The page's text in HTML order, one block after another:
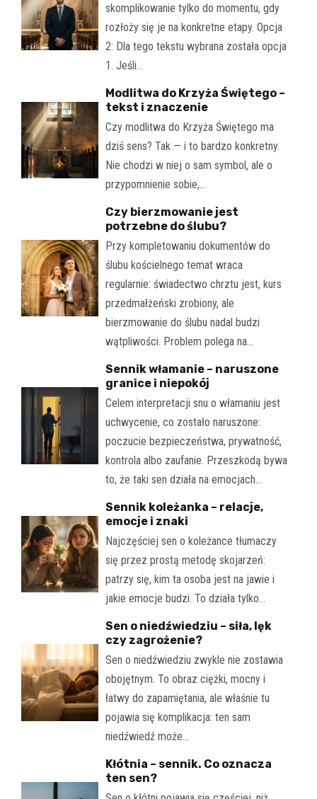
skomplikowanie tylko do momentu, gdy
rozłoży się je na konkretne etapy. Opcja
2: Dla tego tekstu wybrana została opcja
1. Jeśli…
Modlitwa do Krzyża Świętego –
tekst i znaczenie
Czy modlitwa do Krzyża Świętego ma
dziś sens? Tak — i to bardzo konkretny.
Nie chodzi w niej o sam symbol, ale o
przypomnienie sobie,…
Czy bierzmowanie jest
potrzebne do ślubu?
Przy kompletowaniu dokumentów do
ślubu kościelnego temat wraca
regularnie: świadectwo chrztu jest, kurs
przedmałżeński zrobiony, ale
bierzmowanie do ślubu nadal budzi
wątpliwości. Problem polega na…
Sennik włamanie – naruszone
granice i niepokój
Celem interpretacji snu o włamaniu jest
uchwycenie, co zostało naruszone:
poczucie bezpieczeństwa, prywatność,
kontrola albo zaufanie. Przeszkodą bywa
to, że taki sen działa na emocjach…
Sennik koleżanka – relacje,
emocje i znaki
Najczęściej sen o koleżance tłumaczy
się przez prostą metodę skojarzeń:
patrzy się, kim ta osoba jest na jawie i
jakie emocje budzi. To działa tylko…
Sen o niedźwiedziu – siła, lęk
czy zagrożenie?
Sen o niedźwiedziu zwykle nie zostawia
obojętnym. To obraz ciężki, mocny i
łatwy do zapamiętania, ale właśnie tu
pojawia się komplikacja: ten sam
niedźwiedź może…
Kłótnia – sennik. Co oznacza
ten sen?